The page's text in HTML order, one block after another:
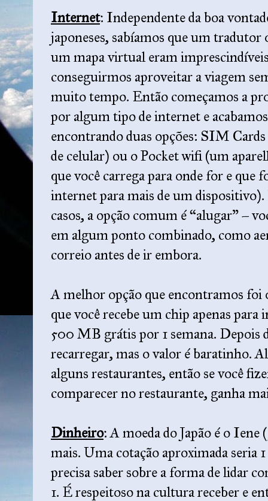
Internet: Independente da boa
japoneses, sabíamos que um tradutor
um mapa virtual eram
conseguirmos aproveitar a viagem
muito tempo. Então começamos a
por algum tipo de internet e acabamos
encontrando duas opções: SIM
de celular) ou o Pocket wifi (um
que você carrega para onde for e que
internet para mais de um
casos, a opção comum é “alugar” –
em algum ponto combinado, como
correio antes de ir embora.
A melhor opção que encontramos foi
que você recebe um chip apenas
500 MB grátis por 1 semana. Depois
recarregar, mas o valor é baratinho.
alguns restaurantes, então se você
comparecer no restaurante, ganha
Dinheiro: A moeda do Japão é o Iene
mais. Uma cotação aproximada seria
precisa saber sobre a forma de lidar
1. É respeitoso na cultura receber e